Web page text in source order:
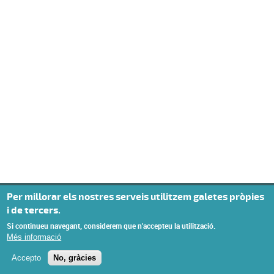
Per millorar els nostres serveis utilitzem galetes pròpies
i de tercers.
Si continueu navegant, considerem que n'accepteu la utilització.
Més informació
Accepto No, gràcies